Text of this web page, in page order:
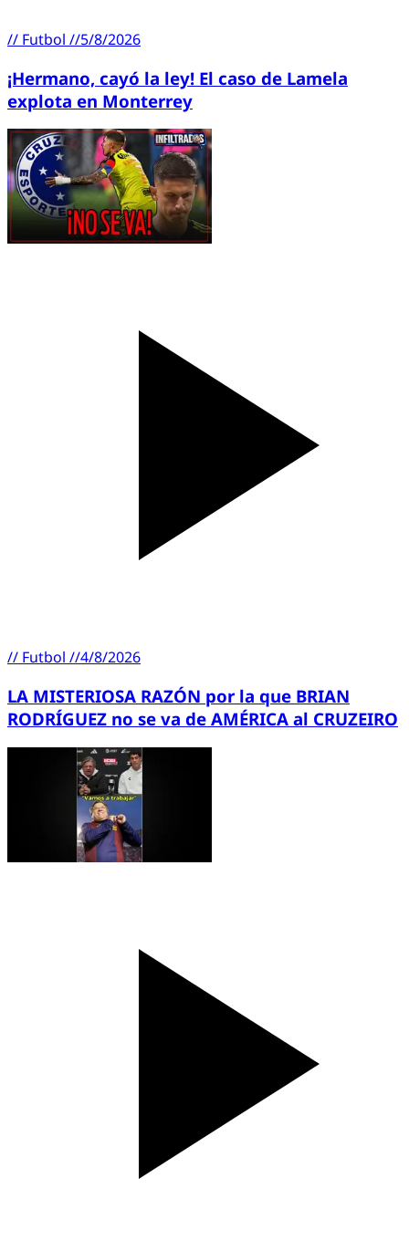
// Futbol //5/8/2026
¡Hermano, cayó la ley! El caso de Lamela
explota en Monterrey
// Futbol //4/8/2026
LA MISTERIOSA RAZÓN por la que BRIAN
RODRÍGUEZ no se va de AMÉRICA al CRUZEIRO